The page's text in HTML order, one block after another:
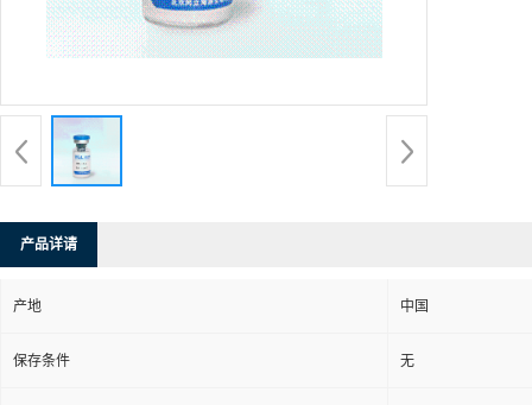
产品详请
产地 中国
保存条件 无